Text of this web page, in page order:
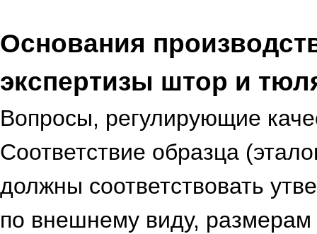
Основания
экспертизы штор и
Вопросы, регулирующие
Соответствие образца
должны соответствовать
по внешнему виду, размерам